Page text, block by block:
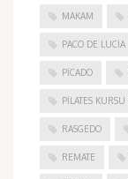
MAKAM
PACO DE LUCIA
PICADO
PILATES
RASGEDO
REMATE